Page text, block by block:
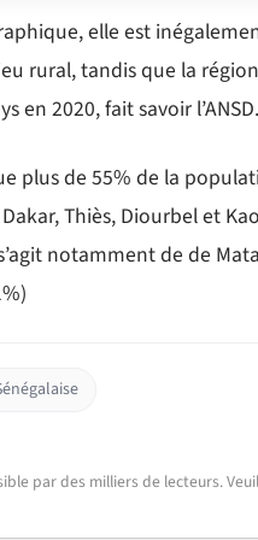
elle est
rural, tandis que la
en 2020, fait savoir l’ANSD.
plus de 55% de la
Thiès, Diourbel et
notamment de de
par des milliers de lecteurs.